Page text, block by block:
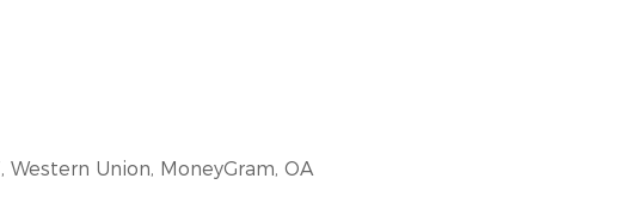
Western Union, MoneyGram, OA